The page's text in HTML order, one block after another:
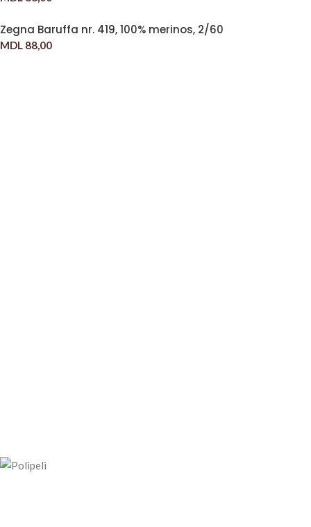
Zegna Baruffa nr. 419, 100% merinos, 2/60
MDL 88,00